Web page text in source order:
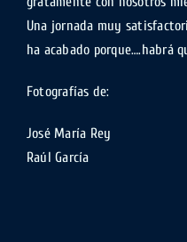
Una jornada muy
ha acabado porque….habrá
Fotografías de:
José María Rey
Raúl García